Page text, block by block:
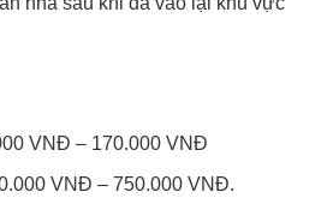
VNĐ – 170.000 VNĐ
VNĐ – 750.000 VNĐ.